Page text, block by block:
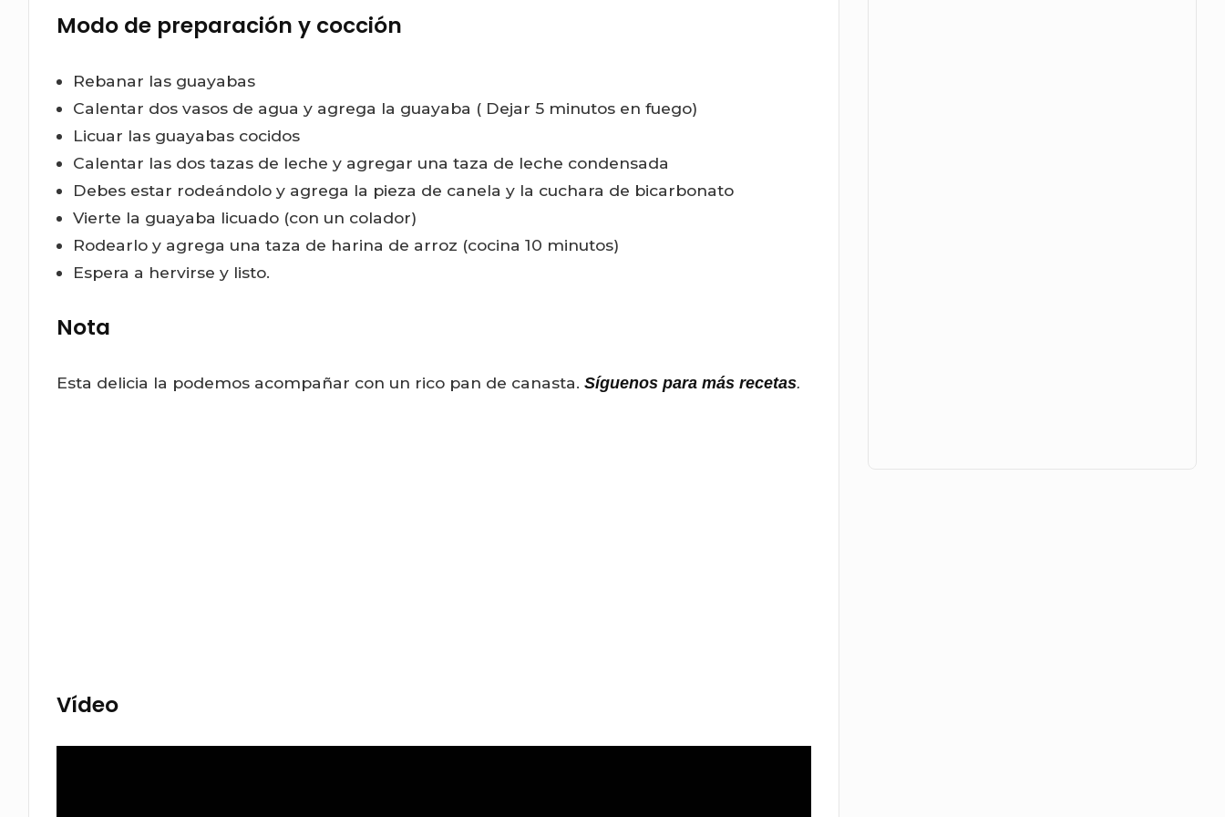
Modo de preparación y cocción
Rebanar las guayabas
Calentar dos vasos de agua y agrega la guayaba ( Dejar 5 minutos en fuego)
Licuar las guayabas cocidos
Calentar las dos tazas de leche y agregar una taza de leche condensada
Debes estar rodeándolo y agrega la pieza de canela y la cuchara de bicarbonato
Vierte la guayaba licuado (con un colador)
Rodearlo y agrega una taza de harina de arroz (cocina 10 minutos)
Espera a hervirse y listo.
Nota
Esta delicia la podemos acompañar con un rico pan de canasta.Síguenos para más recetas.
Vídeo